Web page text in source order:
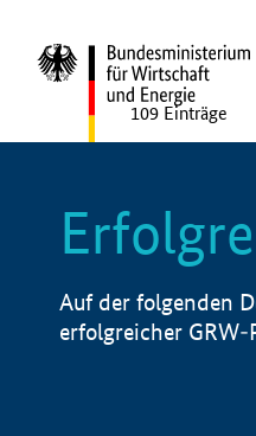
109 Einträge
Auf der folgenden
erfolgreicher GRW-